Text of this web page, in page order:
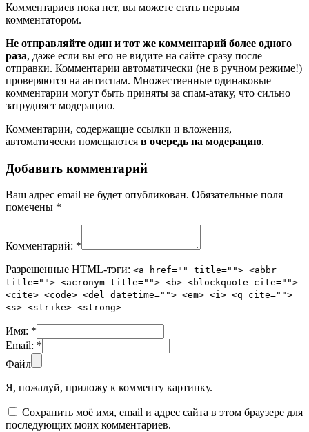
Комментариев пока нет, вы можете стать первым
комментатором.
Не отправляйте один и тот же комментарий более одного
раза, даже если вы его не видите на сайте сразу после
отправки. Комментарии автоматически (не в ручном режиме!)
проверяются на антиспам. Множественные одинаковые
комментарии могут быть приняты за спам-атаку, что сильно
затрудняет модерацию.
Комментарии, содержащие ссылки и вложения,
автоматически помещаются в очередь на модерацию.
Добавить комментарий
Ваш адрес email не будет опубликован. Обязательные поля
помечены *
Комментарий: *
Разрешенные HTML-тэги: <a href="" title=""> <abbr
title=""> <acronym title=""> <b> <blockquote cite="">
<cite> <code> <del datetime=""> <em> <i> <q cite="">
<s> <strike> <strong>
Имя: *
Email: *
Файл
Я, пожалуй, приложу к комменту картинку.
Сохранить моё имя, email и адрес сайта в этом браузере для
последующих моих комментариев.